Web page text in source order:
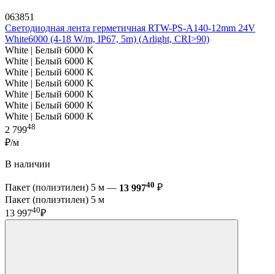
063851
Светодиодная лента герметичная RTW-PS-A140-12mm 24V
White6000 (4-18 W/m, IP67, 5m) (Arlight, CRI>90)
White | Белый 6000 K
White | Белый 6000 K
White | Белый 6000 K
White | Белый 6000 K
White | Белый 6000 K
White | Белый 6000 K
White | Белый 6000 K
2 79948
₽/м
В наличии
Пакет (полиэтилен) 5 м — 13 99740 ₽
Пакет (полиэтилен) 5 м
13 99740₽